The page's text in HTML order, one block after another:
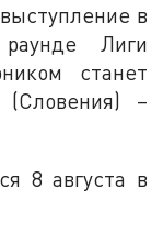
в
раунде Лиги
станет
(Словения) –
8 августа в